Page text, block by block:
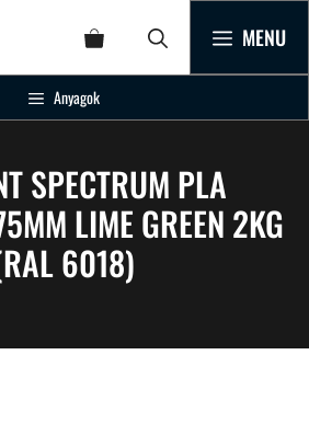
MENU
Anyagok
SPECTRUM PLA
LIME GREEN 2KG
6018)